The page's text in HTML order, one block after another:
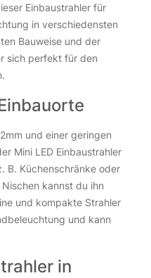
Einbaustrahler für
in verschiedensten
Bauweise und der
sich perfekt für den
und einer geringen
Mini LED Einbaustrahler
B. Küchenschränke oder
kannst du ihn
und kompakte Strahler
und kann
in